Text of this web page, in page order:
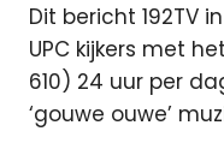
Dit bericht 192TV
UPC kijkers met
610) 24 uur per
‘gouwe ouwe’